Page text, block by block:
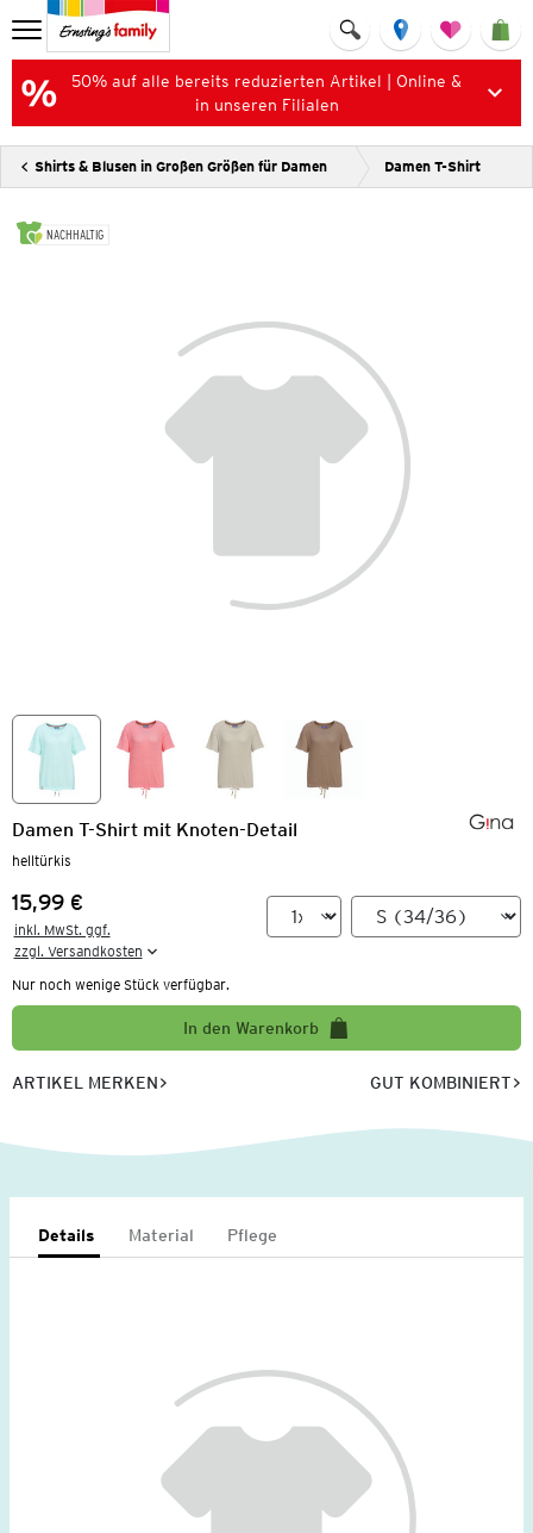
50% auf alle bereits reduzierten Artikel | Online &
in unseren Filialen
Shirts & Blusen in Großen Größen für Damen Damen T-Shirt
NACHHALTIG
Damen T-Shirt mit Knoten-Detail
helltürkis
Preis:
15,99 €
inkl. MwSt. ggf.
zzgl. Versandkosten
Nur noch wenige Stück verfügbar.
In den Warenkorb
ARTIKEL MERKEN GUT KOMBINIERT
Details Material Pflege